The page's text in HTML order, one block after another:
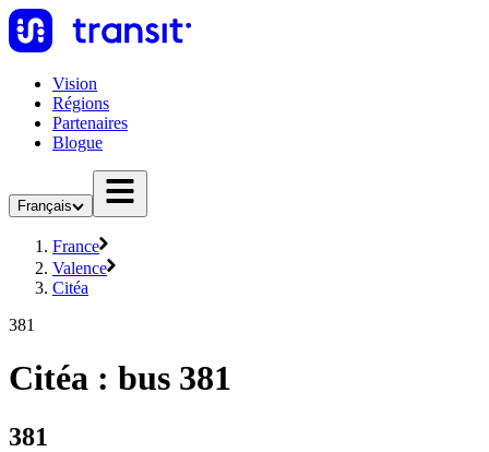
Vision
Régions
Partenaires
Blogue
Français
France
Valence
Citéa
381
Citéa : bus 381
381